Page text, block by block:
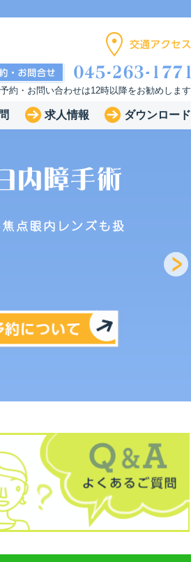
約・お問い合わせは12時以降をお勧めします
求人情報 ダウンロード